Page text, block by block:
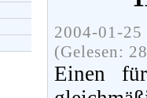
2004-01-
(Gelesen:
Einen